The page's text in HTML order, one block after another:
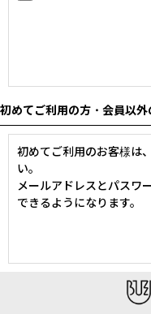
初めてご利用の方・会員以外
初めてご利用のお客様は
い。
メールアドレスとパスワ
できるようになります。